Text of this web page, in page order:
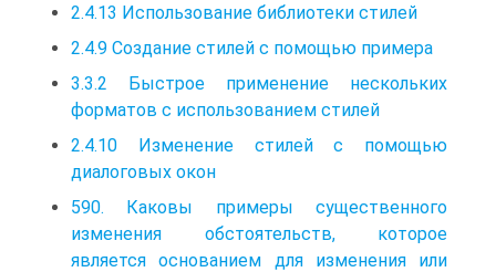
2.4.13 Использование библиотеки стилей
2.4.9 Создание стилей с помощью примера
3.3.2 Быстрое применение нескольких
форматов с использованием стилей
2.4.10 Изменение стилей с помощью
диалоговых окон
590. Каковы примеры существенного
изменения обстоятельств, которое
является основанием для изменения или